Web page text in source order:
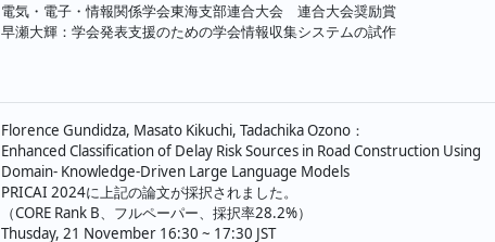
電気・電子・情報関係学会東海支部連合大会 連合大会奨励賞
早瀬大輝：学会発表支援のための学会情報収集システムの試作
Florence Gundidza, Masato Kikuchi, Tadachika Ozono：
Enhanced Classification of Delay Risk Sources in Road Construction Using
Domain- Knowledge-Driven Large Language Models
PRICAI 2024に上記の論文が採択されました。
（CORE Rank B、フルペーパー、採択率28.2%）
Thusday, 21 November 16:30 ~ 17:30 JST